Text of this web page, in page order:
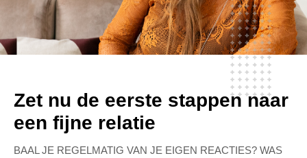
Zet nu de eerste stappen naar
een fijne relatie
BAAL JE REGELMATIG VAN JE EIGEN REACTIES? WAS